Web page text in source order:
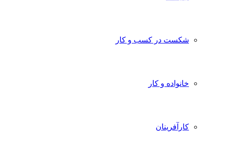
شکست در کسب و کار
خانواده و کار
کارآفرینان